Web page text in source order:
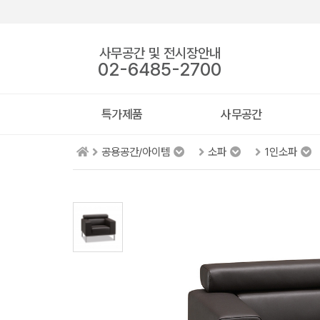
사무공간 및 전시장안내
02-6485-2700
특가제품 사무공간
공용공간/아이템 소파 1인소파